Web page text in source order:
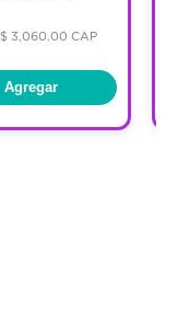
$ 3,060.00 CAP
Agregar